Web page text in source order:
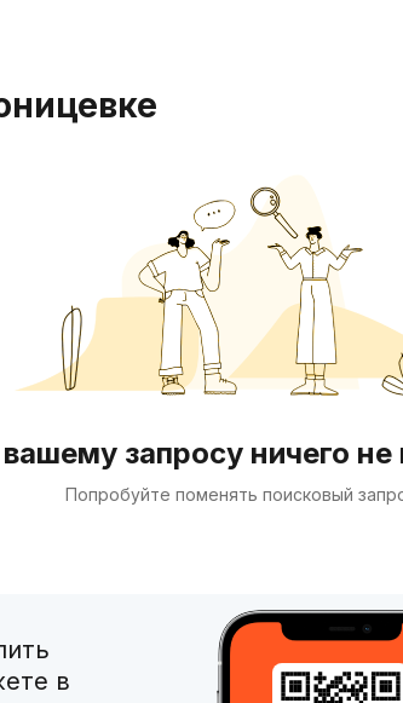
запросу ничего не
Попробуйте поменять поисковый
в